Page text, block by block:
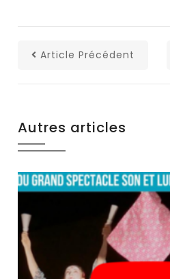
Article Précédent
Autres articles